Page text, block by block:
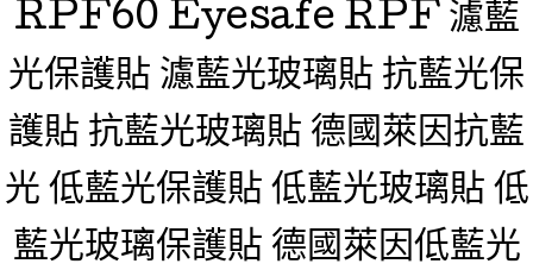
RPF60 Eyesafe RPF 濾藍
光保護貼 濾藍光玻璃貼 抗藍光保
護貼 抗藍光玻璃貼 德國萊因抗藍
光 低藍光保護貼 低藍光玻璃貼 低
藍光玻璃保護貼 德國萊因低藍光